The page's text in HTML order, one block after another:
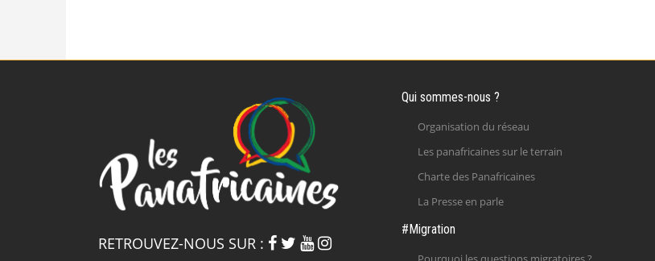
RETROUVEZ-NOUS SUR :
Qui sommes-nous ?
Organisation du réseau
Les panafricaines sur le terrain
Charte des Panafricaines
La Presse en parle
#Migration